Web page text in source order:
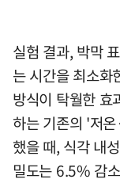
실험 결과, 박막
는 시간을 최소
방식이 탁월한 효
하는 기존의 '저
했을 때, 식각 내
밀도는 6.5% 감